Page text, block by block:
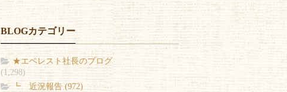
BLOGカテゴリー
★エベレスト社長のブログ
(1,298)
┗ 近況報告 (972)